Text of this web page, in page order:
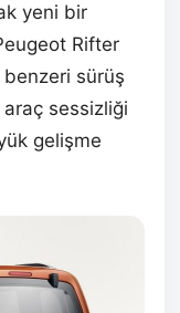
yeni bir
Rifter
sürüş
sessizliği
gelişme